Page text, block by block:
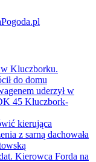
w Kluczborku.
do domu
uderzył w
45 Kluczbork-
kierująca
z sarną dachowała
Kierowca Forda na